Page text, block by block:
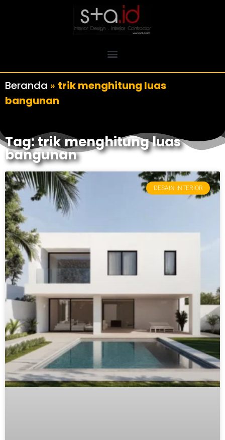
Beranda » trik menghitung luas
bangunan
Tag: trik menghitung luas
bangunan
DESAIN INTERIOR